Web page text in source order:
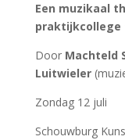
Een muzikaal
praktijkcollege
Door Machteld
Luitwieler
Zondag 12 juli
Schouwburg